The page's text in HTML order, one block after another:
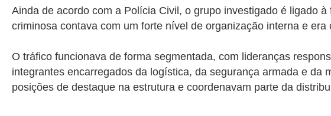
Ainda de acordo com a Polícia Civil, o grupo investigado é ligado
criminosa contava com um forte nível de organização interna e
O tráfico funcionava de forma segmentada, com lideranças
integrantes encarregados da logística, da segurança armada e
posições de destaque na estrutura e coordenavam parte da